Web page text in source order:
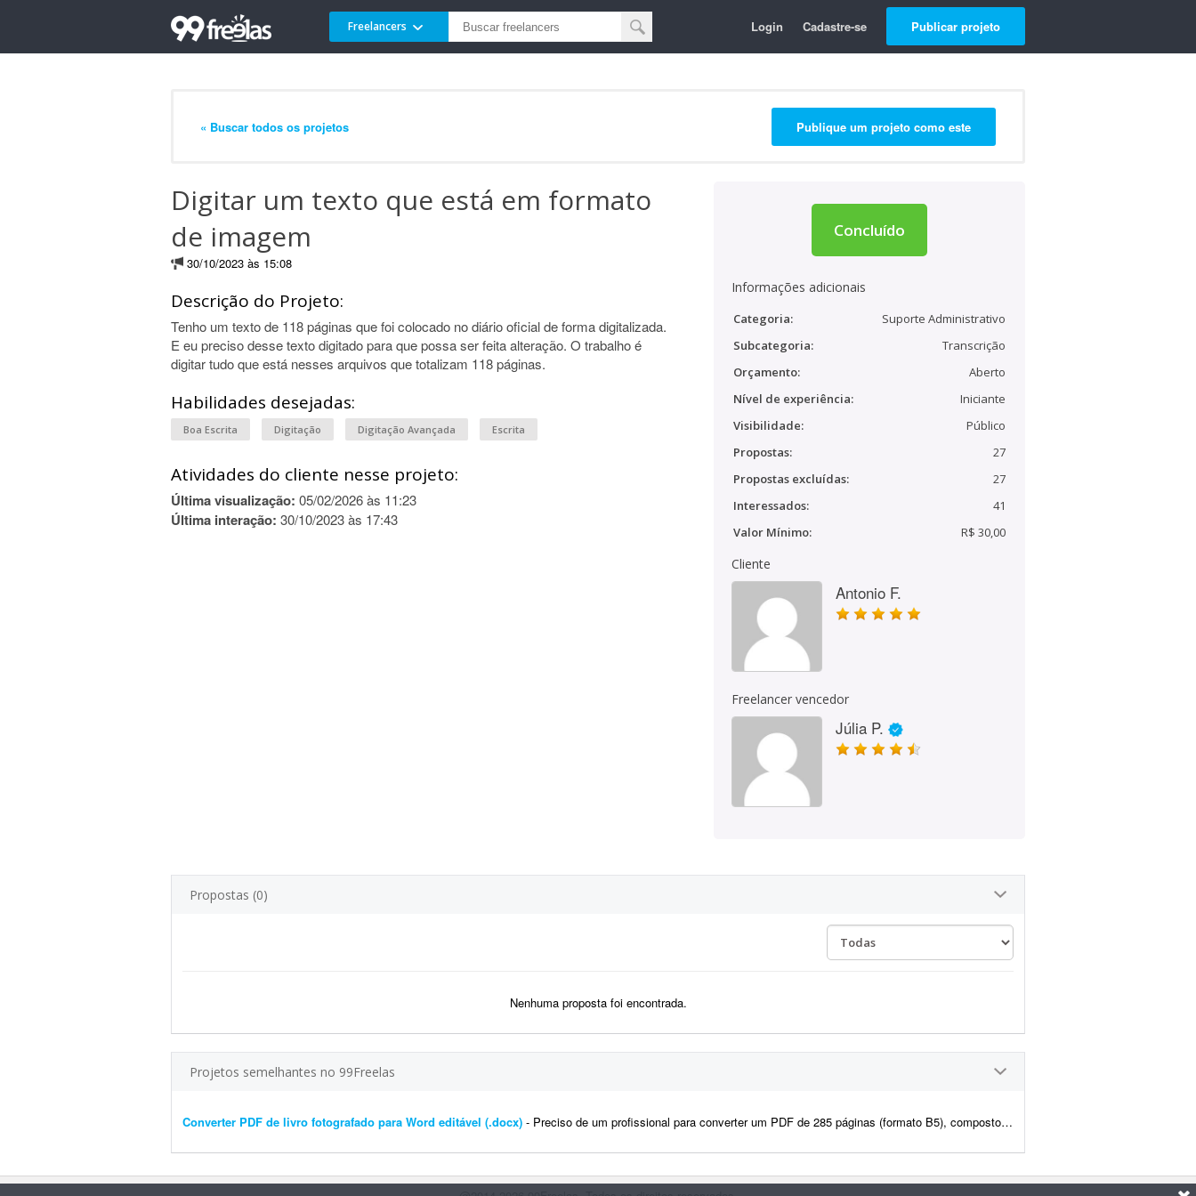
Freelancers Login Cadastre-se Publicar projeto
« Buscar todos os projetos Publique um projeto como este
Digitar um texto que está em formato
de imagem
30/10/2023 às 15:08
Descrição do Projeto:
Tenho um texto de 118 páginas que foi colocado no diário oficial de forma digitalizada.
E eu preciso desse texto digitado para que possa ser feita alteração. O trabalho é
digitar tudo que está nesses arquivos que totalizam 118 páginas.
Habilidades desejadas:
Boa Escrita Digitação Digitação Avançada Escrita
Atividades do cliente nesse projeto:
Última visualização: 05/02/2026 às 11:23
Última interação: 30/10/2023 às 17:43
Concluído
Informações adicionais
Categoria:
Suporte Administrativo
Subcategoria:
Transcrição
Orçamento:
Aberto
Nível de experiência:
Iniciante
Visibilidade:
Público
Propostas:
27
Propostas excluídas:
27
Interessados:
41
Valor Mínimo:
R$ 30,00
Cliente
Antonio F.
Freelancer vencedor
Júlia P.
Propostas (0)
Nenhuma proposta foi encontrada.
Projetos semelhantes no 99Freelas
Converter PDF de livro fotografado para Word editável (.docx) - Preciso de um profissional para converter um PDF de 285 páginas (formato B5), composto por fotos de um livro físico, em um documento Word (.docx) editável e bem formatado. O a...